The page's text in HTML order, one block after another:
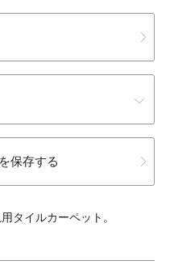
保存する
タイルカーペット。